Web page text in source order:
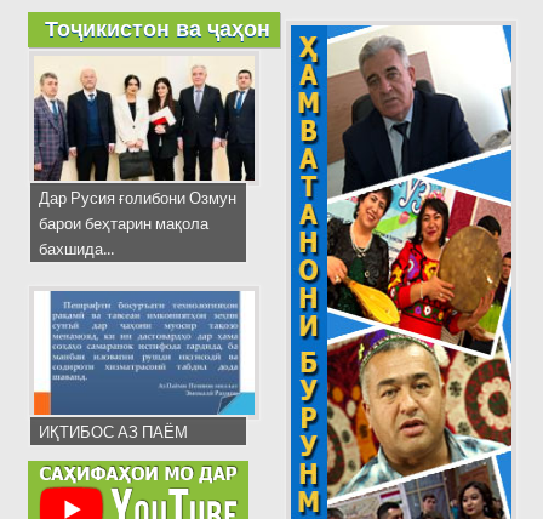
Тоҷикистон ва ҷаҳон
Дар Русия ғолибони Озмун
барои беҳтарин мақола
бахшида...
ИҚТИБОС АЗ ПАЁМ